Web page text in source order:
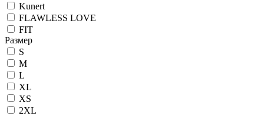
Kunert
FLAWLESS LOVE
FIT
Размер
S
M
L
XL
XS
2XL